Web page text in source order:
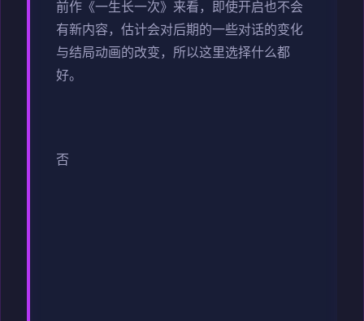
前作《一生长一次》来看，即使开启也不会
有新内容，估计会对后期的一些对话的变化
与结局动画的改变，所以这里选择什么都
好。
否